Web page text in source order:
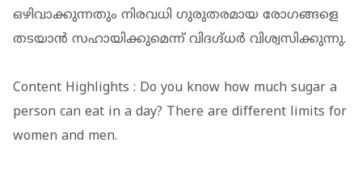
ഒഴിവാക്കുന്നതും നിരവധി ഗുരുതരമായ രോഗങ്ങളെ
തടയാന്‍ സഹായിക്കുമെന്ന് വിദഗ്ദ്ധര്‍ വിശ്വസിക്കുന്നു.
Content Highlights : Do you know how much sugar a
person can eat in a day? There are different limits for
women and men.